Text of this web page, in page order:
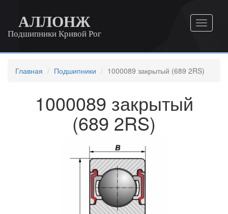
АЛЛОНЖ
Подшипники Кривой Рог
Главная Подшипники 1000089 закрытый (689 2RS)
1000089 закрытый
(689 2RS)